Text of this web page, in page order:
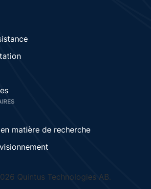
matière de recherche
Quintus Technologies AB.